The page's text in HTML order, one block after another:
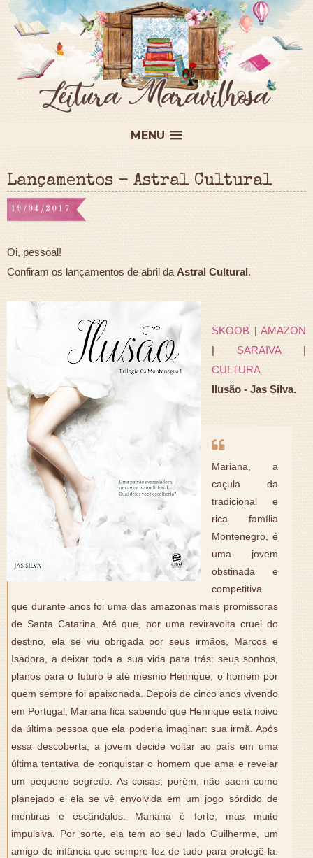
MENU
Lançamentos - Astral Cultural
19/04/2017
Oi, pessoal!
Confiram os lançamentos de abril da Astral Cultural.
SKOOB |AMAZON
| SARAIVA|
CULTURA
Ilusão - Jas Silva.
Mariana, a
caçula da
tradicional e
rica família
Montenegro, é
uma jovem
obstinada e
competitiva
que durante anos foi uma das amazonas mais promissoras
de Santa Catarina. Até que, por uma reviravolta cruel do
destino, ela se viu obrigada por seus irmãos, Marcos e
Isadora, a deixar toda a sua vida para trás: seus sonhos,
planos para o futuro e até mesmo Henrique, o homem por
quem sempre foi apaixonada. Depois de cinco anos vivendo
em Portugal, Mariana fica sabendo que Henrique está noivo
da última pessoa que ela poderia imaginar: sua irmã. Após
essa descoberta, a jovem decide voltar ao país em uma
última tentativa de conquistar o homem que ama e revelar
um pequeno segredo. As coisas, porém, não saem como
planejado e ela se vê envolvida em um jogo sórdido de
mentiras e escândalos. Mariana é forte, mas muito
impulsiva. Por sorte, ela tem ao seu lado Guilherme, um
amigo de infância que sempre fez de tudo para protegê-la.